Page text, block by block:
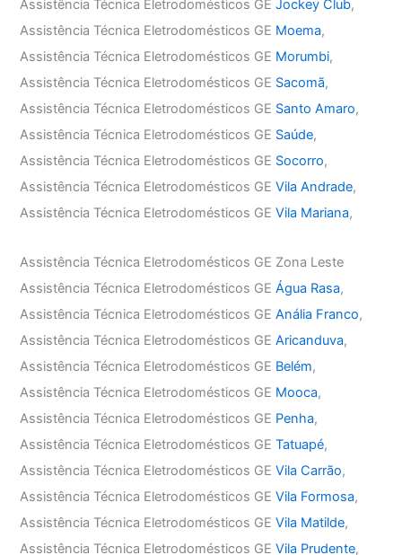
Assistência Técnica Eletrodomésticos GEJockey Club,
Assistência Técnica Eletrodomésticos GE Moema,
Assistência Técnica Eletrodomésticos GE Morumbi,
Assistência Técnica Eletrodomésticos GE Sacomã,
Assistência Técnica Eletrodomésticos GE Santo Amaro,
Assistência Técnica Eletrodomésticos GE Saúde,
Assistência Técnica Eletrodomésticos GE Socorro,
Assistência Técnica Eletrodomésticos GEVila Andrade,
Assistência Técnica Eletrodomésticos GEVila Mariana,
Assistência Técnica Eletrodomésticos GE Zona Leste
Assistência Técnica Eletrodomésticos GEÁgua Rasa,
Assistência Técnica Eletrodomésticos GEAnália Franco,
Assistência Técnica Eletrodomésticos GEAricanduva,
Assistência Técnica Eletrodomésticos GE Belém,
Assistência Técnica Eletrodomésticos GE Mooca,
Assistência Técnica Eletrodomésticos GE Penha,
Assistência Técnica Eletrodomésticos GETatuapé,
Assistência Técnica Eletrodomésticos GEVila Carrão,
Assistência Técnica Eletrodomésticos GEVila Formosa,
Assistência Técnica Eletrodomésticos GEVila Matilde,
Assistência Técnica Eletrodomésticos GEVila Prudente,